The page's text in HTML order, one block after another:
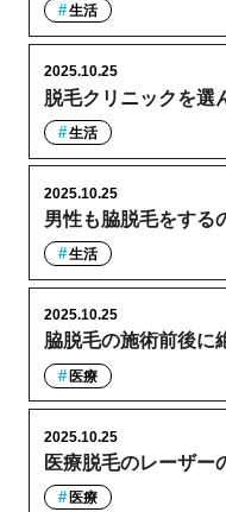
生活
脱毛クリニックを選
2025.10.25
生活
男性も脇脱毛をする
2025.10.25
生活
脇脱毛の施術前後に
2025.10.25
医療
医療脱毛のレーザー
2025.10.25
医療